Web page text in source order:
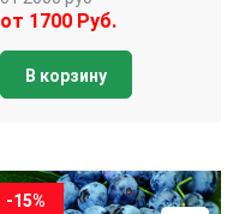
от 1700 Руб.
В корзину
-15%